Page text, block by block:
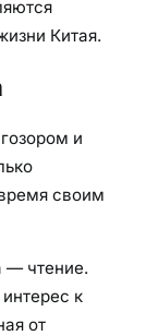
Китая.
и
своим
— чтение.
к
от